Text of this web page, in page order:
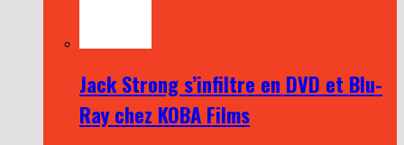
Jack Strong s’infiltre en DVD et Blu-
Ray chez KOBA Films